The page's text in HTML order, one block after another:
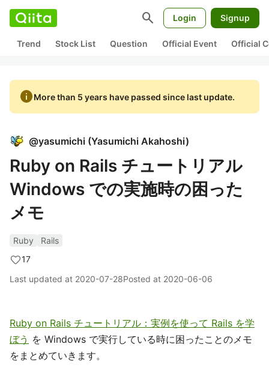
search Login Signup
Trend Stock List Question Official Event Official
infoMore than 5 years have passed since last update.
@yasumichi (Yasumichi Akahoshi)
Ruby on Rails チュートリアル
Windows での実施時の困った
メモ
Ruby
Rails
17
Last updated at 2020-07-28Posted at 2020-06-06
Ruby on Rails チュートリアル：実例を使って Rails を学
ぼう を Windows で実行している時に困ったことのメモ
をまとめていきます。